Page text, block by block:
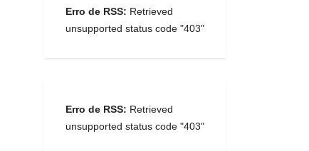
Erro de RSS: Retrieved
unsupported status code "403"
Erro de RSS: Retrieved
unsupported status code "403"